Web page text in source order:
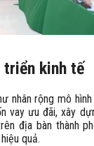
triển kinh tế
nhân rộng mô
vay ưu đãi, xây
địa bàn thành
quả.